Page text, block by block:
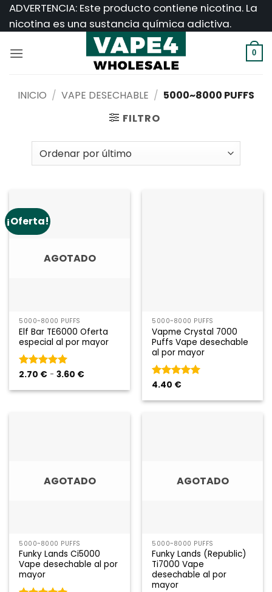
Saltar
ADVERTENCIA: Este producto contiene nicotina. La
nicotina es una sustancia química adictiva.
0
INICIO / VAPE DESECHABLE / 5000~8000 PUFFS
FILTRO
¡Oferta!
AGOTADO
5000~8000 PUFFS
Elf Bar TE6000 Oferta
especial al por mayor
Rated5de
2.70 € - 3.60 €Gama
precios:
5000~8000 PUFFS
Vapme Crystal 7000
Puffs Vape desechable
al por mayor
Rated5
4.40 €
AGOTADO
5000~8000 PUFFS
Funky Lands Ci5000
Vape desechable al por
mayor
AGOTADO
5000~8000 PUFFS
Funky Lands (Republic)
Ti7000 Vape
desechable al por
mayor